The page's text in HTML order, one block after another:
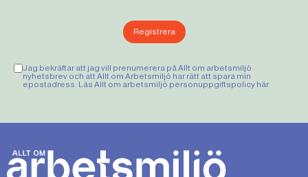
Registrera
Jag bekräftar att jag vill prenumerera på Allt om arbetsmiljö
nyhetsbrev och att Allt om Arbetsmiljö har rätt att spara min
epostadress. Läs Allt om arbetsmiljö personuppgiftspolicy här.